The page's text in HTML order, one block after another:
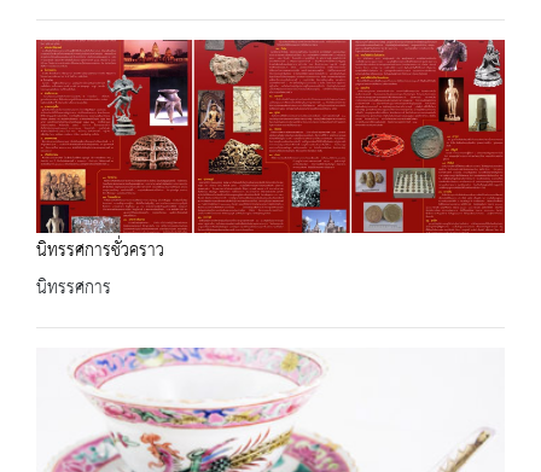
นิทรรศการชั่วคราว
นิทรรศการ